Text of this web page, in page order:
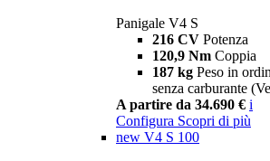
Panigale V4 S
216 CV Potenza
120,9 Nm Coppia
187 kg Peso in
senza carburante
A partire da 34.690 € i
Configura Scopri di più
new V4 S 100